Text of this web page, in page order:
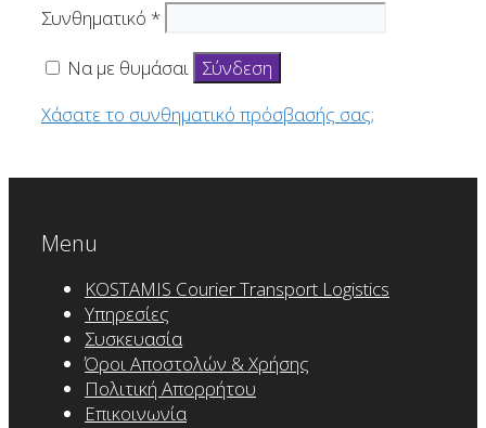
Συνθηματικό *Απαιτείται
Να με θυμάσαι Σύνδεση
Χάσατε το συνθηματικό πρόσβασής σας;
Menu
KOSTAMIS Courier Transport Logistics
Υπηρεσίες
Συσκευασία
Όροι Αποστολών & Χρήσης
Πολιτική Απορρήτου
Επικοινωνία